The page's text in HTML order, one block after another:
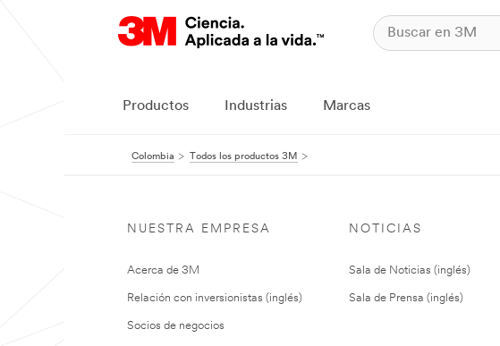
Productos Industrias Marcas
Colombia Todos los productos 3M
NUESTRA EMPRESA
Acerca de 3M
Relación con inversionistas (inglés)
Socios de negocios
NOTICIAS
Sala de Noticias (inglés)
Sala de Prensa (inglés)